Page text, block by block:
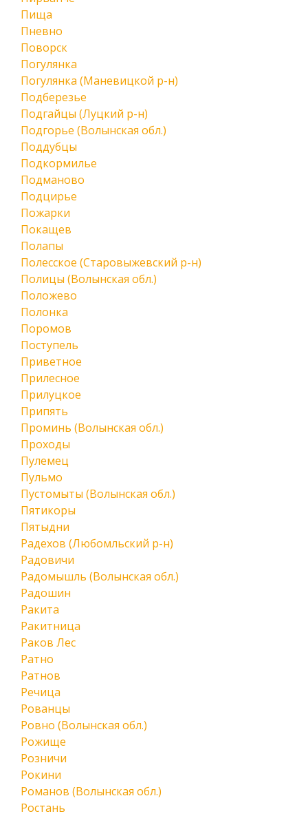
Пища
Пневно
Поворск
Погулянка
Погулянка (Маневицкой р-н)
Подберезье
Подгайцы (Луцкий р-н)
Подгорье (Волынская обл.)
Поддубцы
Подкормилье
Подманово
Подцирье
Пожарки
Покащев
Полапы
Полесское (Старовыжевский р-н)
Полицы (Волынская обл.)
Положево
Полонка
Поромов
Поступель
Приветное
Прилесное
Прилуцкое
Припять
Проминь (Волынская обл.)
Проходы
Пулемец
Пульмо
Пустомыты (Волынская обл.)
Пятикоры
Пятыдни
Радехов (Любомльский р-н)
Радовичи
Радомышль (Волынская обл.)
Радошин
Ракита
Ракитница
Раков Лес
Ратно
Ратнов
Речица
Рованцы
Ровно (Волынская обл.)
Рожище
Розничи
Рокини
Романов (Волынская обл.)
Ростань